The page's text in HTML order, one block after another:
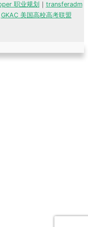
职业规划 ｜ transferadm
GKAC 美国高校高考联盟